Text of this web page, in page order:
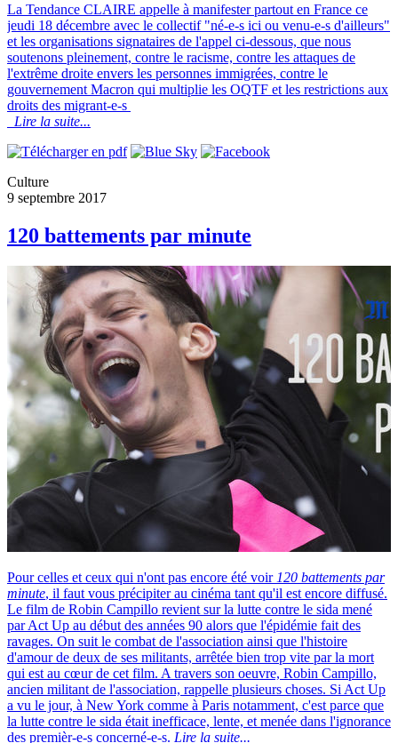
La Tendance CLAIRE appelle à manifester partout en France ce
jeudi 18 décembre avec le collectif "né-e-s ici ou venu-e-s d'ailleurs"
et les organisations signataires de l'appel ci-dessous, que nous
soutenons pleinement, contre le racisme, contre les attaques de
l'extrême droite envers les personnes immigrées, contre le
gouvernement Macron qui multiplie les OQTF et les restrictions aux
droits des migrant-e-s
Lire la suite...
Culture
9 septembre 2017
120 battements par minute
Pour celles et ceux qui n'ont pas encore été voir 120 battements par
minute, il faut vous précipiter au cinéma tant qu'il est encore diffusé.
Le film de Robin Campillo revient sur la lutte contre le sida mené
par Act Up au début des années 90 alors que l'épidémie fait des
ravages. On suit le combat de l'association ainsi que l'histoire
d'amour de deux de ses militants, arrêtée bien trop vite par la mort
qui est au cœur de cet film. A travers son oeuvre, Robin Campillo,
ancien militant de l'association, rappelle plusieurs choses. Si Act Up
a vu le jour, à New York comme à Paris notamment, c'est parce que
la lutte contre le sida était inefficace, lente, et menée dans l'ignorance
des premièr-e-s concerné-e-s. Lire la suite...